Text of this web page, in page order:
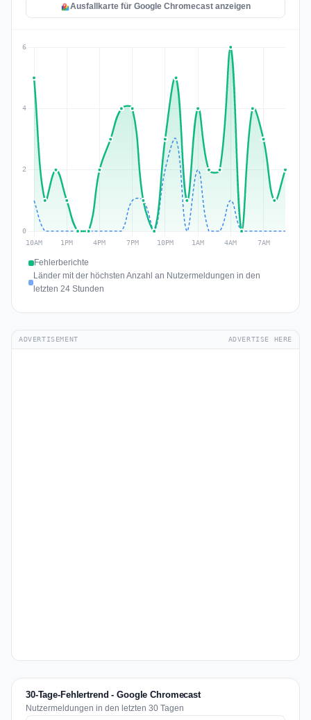
Ausfallkarte für Google Chromecast anzeigen
Fehlerberichte
Länder mit der höchsten Anzahl an Nutzermeldungen in den
letzten 24 Stunden
ADVERTISEMENT ADVERTISE HERE
30-Tage-Fehlertrend - Google Chromecast
Nutzermeldungen in den letzten 30 Tagen